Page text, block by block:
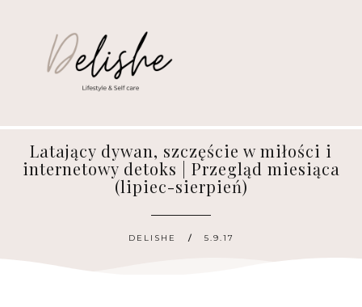
Latający dywan, szczęście w miłości i
internetowy detoks | Przegląd miesiąca
(lipiec-sierpień)
DELISHE 5.9.17